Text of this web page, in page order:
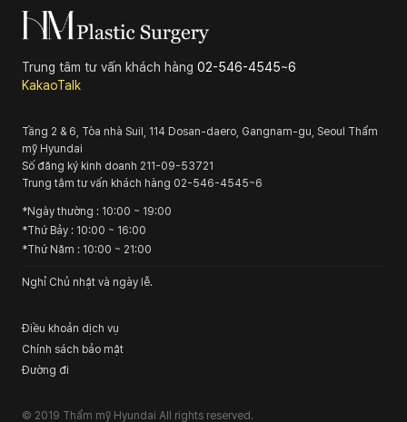
Trung tâm tư vấn khách hàng 02-546-4545~6
KakaoTalk
Tầng 2 & 6, Tòa nhà Suil, 114 Dosan-daero, Gangnam-gu, Seoul Thẩm
mỹ Hyundai
Số đăng ký kinh doanh 211-09-53721
Trung tâm tư vấn khách hàng 02-546-4545~6
*Ngày thường : 10:00 ~ 19:00
*Thứ Bảy : 10:00 ~ 16:00
*Thứ Năm : 10:00 ~ 21:00
Nghỉ Chủ nhật và ngày lễ.
Điều khoản dịch vụ
Chính sách bảo mật
Đường đi
© 2019 Thẩm mỹ Hyundai All rights reserved.